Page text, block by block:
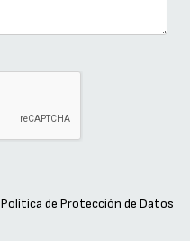
Política de Protección de Datos